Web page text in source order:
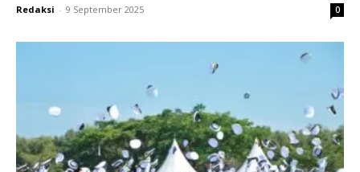
Redaksi - 9 September 2025 0